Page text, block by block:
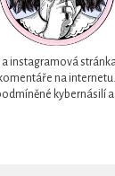
instagramová
na
kybernásilí